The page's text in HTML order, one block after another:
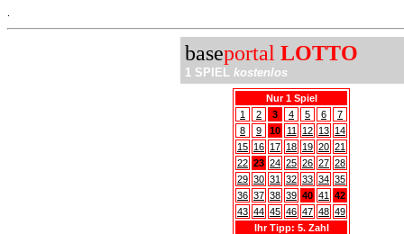
baseportal LOTTO
1 SPIEL kostenlos
Nur 1 Spiel
1
2 3 4 5 6
7
8
9 10 11 12 13 14
15 16 17 18 19 20 21
22 23 24 25 26 27 28
29 30 31 32 33 34 35
36 37 38 39 40 41
42
43 44 45 46 47 48 49
Ihr Tipp: 5. Zahl